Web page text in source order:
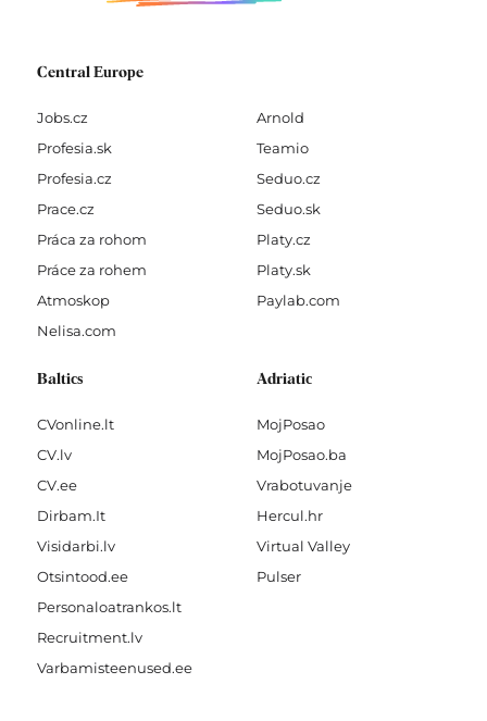
Central Europe
Jobs.cz
Profesia.sk
Profesia.cz
Prace.cz
Práca za rohom
Práce za rohem
Atmoskop
Nelisa.com
Arnold
Teamio
Seduo.cz
Seduo.sk
Platy.cz
Platy.sk
Paylab.com
Baltics
CVonline.lt
CV.lv
CV.ee
Dirbam.It
Visidarbi.lv
Otsintood.ee
Personaloatrankos.lt
Recruitment.lv
Varbamisteenused.ee
Adriatic
MojPosao
MojPosao.ba
Vrabotuvanje
Hercul.hr
Virtual Valley
Pulser